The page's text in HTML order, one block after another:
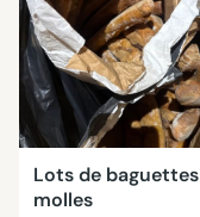
Lots de baguettes
molles